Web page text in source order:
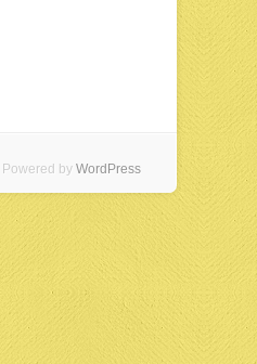
Powered by WordPress